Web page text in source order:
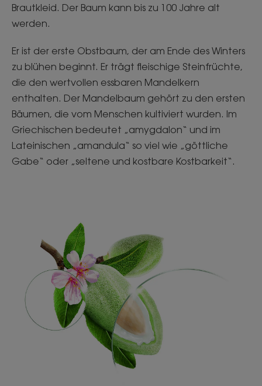
Brautkleid. Der Baum kann bis zu 100 Jahre alt
werden.
Er ist der erste Obstbaum, der am Ende des Winters
zu blühen beginnt. Er trägt fleischige Steinfrüchte,
die den wertvollen essbaren Mandelkern
enthalten. Der Mandelbaum gehört zu den ersten
Bäumen, die vom Menschen kultiviert wurden. Im
Griechischen bedeutet „amygdalon“ und im
Lateinischen „amandula“ so viel wie „göttliche
Gabe“ oder „seltene und kostbare Kostbarkeit“.